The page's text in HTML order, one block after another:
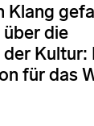
Klang
die
Kultur:
für das